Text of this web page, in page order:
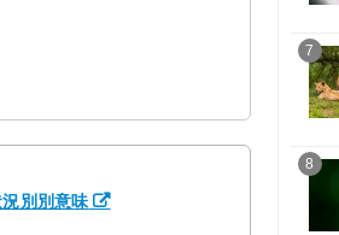
別別意味
7
8